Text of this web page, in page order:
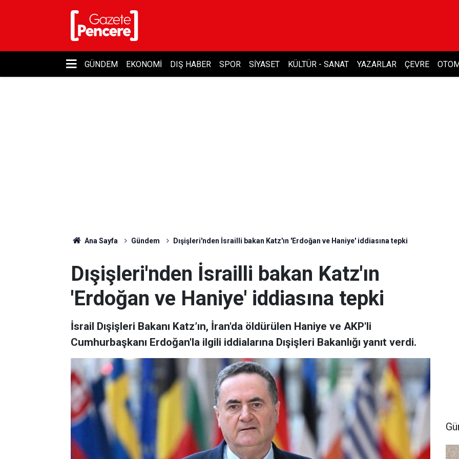
GÜNDEM EKONOMI DIŞ HABER SPOR SIYASET KÜLTÜR - SANAT YAZARLAR ÇEVRE
Ana Sayfa Gündem Dışişleri'nden İsrailli bakan Katz'ın 'Erdoğan ve Haniye' iddiasına tepki
Dışişleri'nden İsrailli bakan Katz'ın
'Erdoğan ve Haniye' iddiasına tepki
İsrail Dışişleri Bakanı Katz’ın, İran'da öldürülen Haniye ve AKP'li
Cumhurbaşkanı Erdoğan'la ilgili iddialarına Dışişleri Bakanlığı yanıt verdi.